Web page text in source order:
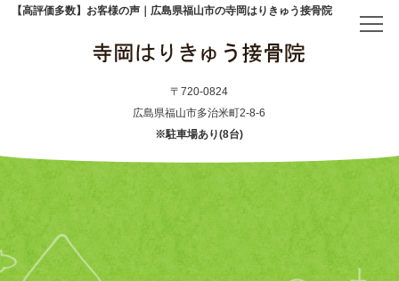
【高評価多数】お客様の声｜広島県福山市の寺岡はりきゅう接骨院
〒720-0824
広島県福山市多治米町2-8-6
※駐車場あり(8台)
当院について
初めての方へ
アクセス